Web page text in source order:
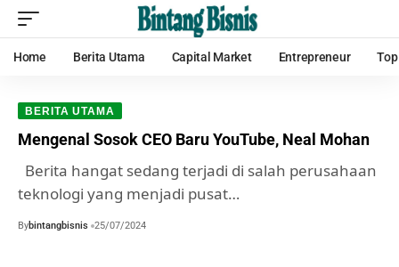
Home Berita Utama Capital Market Entrepreneur
BERITA UTAMA
Mengenal Sosok CEO Baru YouTube, Neal Mohan
Berita hangat sedang terjadi di salah perusahaan
teknologi yang menjadi pusat…
Bybintangbisnis 25/07/2024